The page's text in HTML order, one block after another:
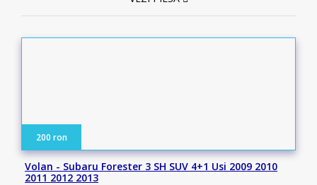
200 ron
Volan - Subaru Forester 3 SH SUV 4+1 Usi 2009 2010
2011 2012 2013